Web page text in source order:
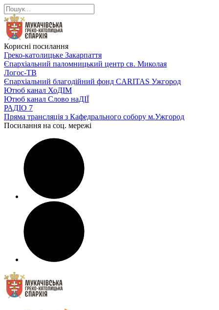
Корисні посилання
Греко-католицьке Закарпаття
Єпархіальний паломницький центр св. Миколая
Логос-ТВ
Єпархіальний благодійний фонд CARITAS Ужгород
Ютюб канал ХоДІМ
Ютюб канал Слово наДІЇ
РАДІО 7
Пряма трансляція з Кафедрального собору м.Ужгород
Посилання на соц. мережі